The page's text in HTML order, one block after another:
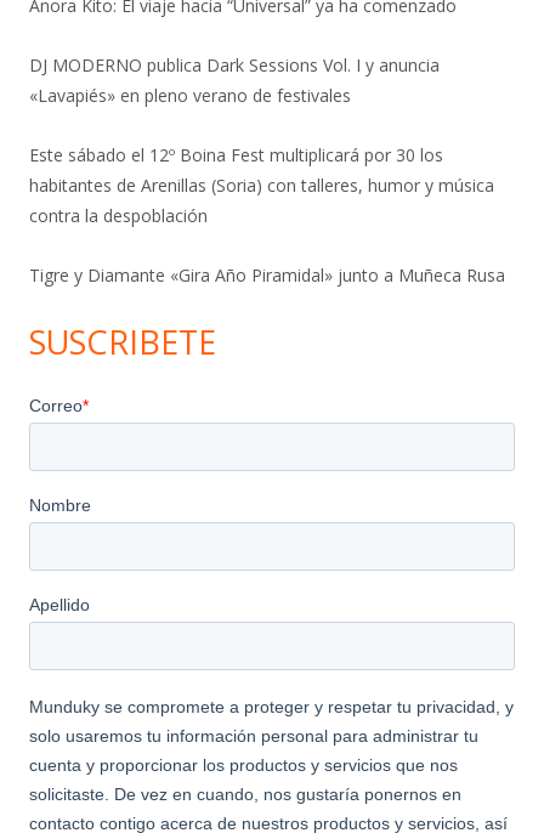
Anora Kito: El viaje hacia “Universal” ya ha comenzado
DJ MODERNO publica Dark Sessions Vol. I y anuncia
«Lavapiés» en pleno verano de festivales
Este sábado el 12º Boina Fest multiplicará por 30 los
habitantes de Arenillas (Soria) con talleres, humor y música
contra la despoblación
Tigre y Diamante «Gira Año Piramidal» junto a Muñeca Rusa
SUSCRIBETE